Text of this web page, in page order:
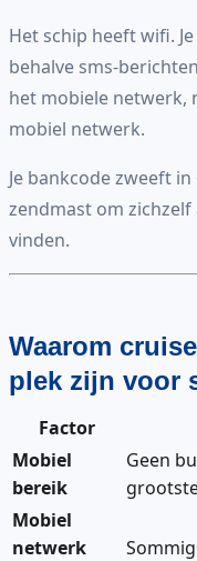
Het schip heeft wifi.
behalve sms-
het mobiele netwerk,
mobiel netwerk.
Je bankcode zweeft
zendmast om
vinden.
Waarom
plek zijn voor
Factor
Mobiel
bereik
Geen
Mobiel
netwerk